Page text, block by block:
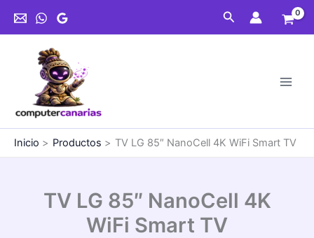
Buscar
Inicio Productos TV LG 85″ NanoCell 4K WiFi Smart TV
TV LG 85″ NanoCell 4K
WiFi Smart TV
NanoCell
4K
Smart
cantidad